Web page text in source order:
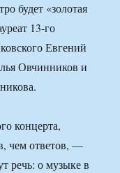
будет «золотая
13-го
Евгений
Овчинников и
концерта,
чем ответов, —
речь: о музыке в